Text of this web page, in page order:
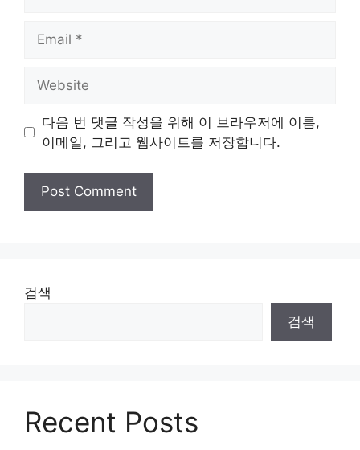
다음 번 댓글 작성을 위해 이 브라우저에 이름,
이메일, 그리고 웹사이트를 저장합니다.
검색
검색
Recent Posts